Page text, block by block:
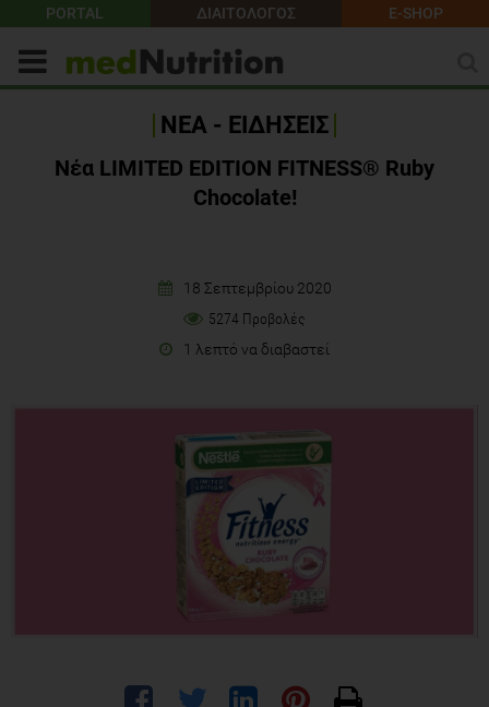
PORTAL ΔΙΑΙΤΟΛΟΓΟΣ E-SHOP
ΝΕΑ - ΕΙΔΗΣΕΙΣ
Nέα LIMITED EDITION FITNESS® Ruby
Chocolate!
18 Σεπτεμβρίου 2020
5274 Προβολές
1 λεπτό να διαβαστεί